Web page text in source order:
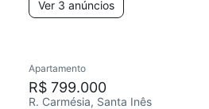
Ver 3 anúncios
Apartamento
R$ 799.000
R. Carmésia, Santa Inês